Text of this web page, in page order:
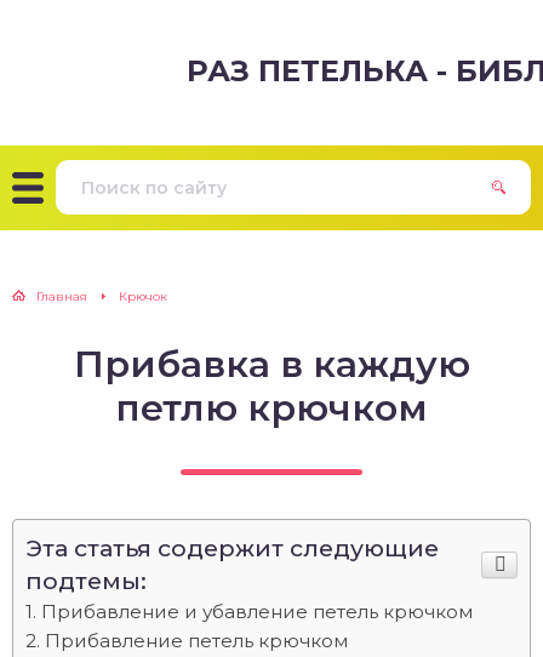
РАЗ ПЕТЕЛЬКА -
Главная Крючок
Прибавка в каждую
петлю крючком
Эта статья содержит следующие
подтемы:
Прибавление и убавление петель крючком
Прибавление петель крючком